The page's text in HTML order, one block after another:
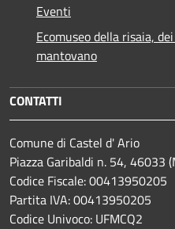
Eventi
Ecomuseo della risaia,
mantovano
CONTATTI
Comune di Castel d' Ario
Piazza Garibaldi n. 54, 46033
Codice Fiscale: 00413950205
Partita IVA: 00413950205
Codice Univoco: UFMCQ2